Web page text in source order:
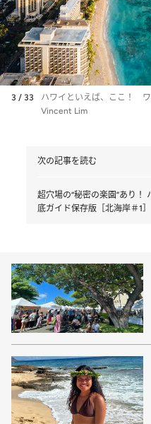
3 / 33
ハワイといえば、ここ！
Vincent Lim
次の記事を読む
超穴場の“秘密の楽園”あり！
底ガイド保存版［北海岸＃1］